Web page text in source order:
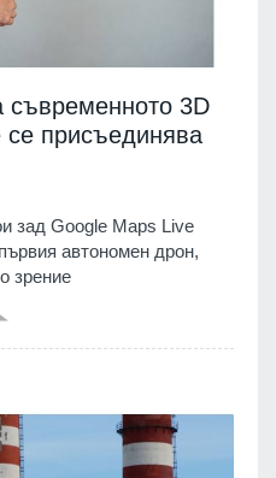
съвременното 3D
присъединява
зад Google Maps Live
автономен дрон,
зрение